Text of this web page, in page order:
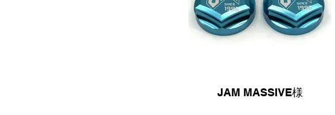
JAM MASSIVE様